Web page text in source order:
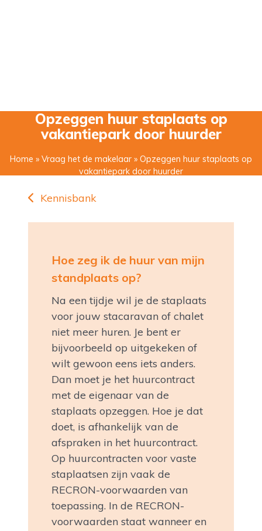
Opzeggen huur staplaats op
vakantiepark door huurder
Home » Vraag het de makelaar » Opzeggen huur staplaats op
vakantiepark door huurder
Kennisbank
Hoe zeg ik de huur van mijn
standplaats op?
Na een tijdje wil je de staplaats
voor jouw stacaravan of chalet
niet meer huren. Je bent er
bijvoorbeeld op uitgekeken of
wilt gewoon eens iets anders.
Dan moet je het huurcontract
met de eigenaar van de
staplaats opzeggen. Hoe je dat
doet, is afhankelijk van de
afspraken in het huurcontract.
Op huurcontracten voor vaste
staplaatsen zijn vaak de
RECRON-voorwaarden van
toepassing. In de RECRON-
voorwaarden staat wanneer en